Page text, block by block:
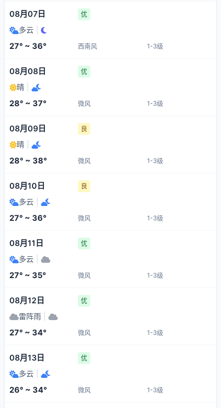
08月07日 优
多云
27° ~ 36° 西南风 1-3级
08月08日 优
晴
28° ~ 37° 微风 1-3级
08月09日 良
晴
28° ~ 38° 微风 1-3级
08月10日 良
多云
27° ~ 36° 微风 1-3级
08月11日 优
多云
27° ~ 35° 微风 1-3级
08月12日 优
雷阵雨
27° ~ 34° 微风 1-3级
08月13日 优
多云
26° ~ 34° 微风 1-3级